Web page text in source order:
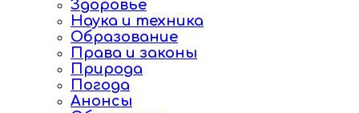
Здоровье
Наука и техника
Образование
Права и законы
Природа
Погода
Анонсы